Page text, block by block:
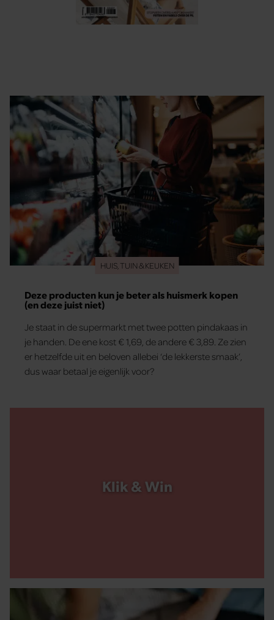
HUIS, TUIN & KEUKEN
Deze producten kun je beter als huismerk kopen
(en deze juist niet)
Je staat in de supermarkt met twee potten pindakaas in
je handen. De ene kost € 1,69, de andere € 3,89. Ze zien
er hetzelfde uit en beloven allebei ‘de lekkerste smaak’,
dus waar betaal je eigenlijk voor?
Klik & Win